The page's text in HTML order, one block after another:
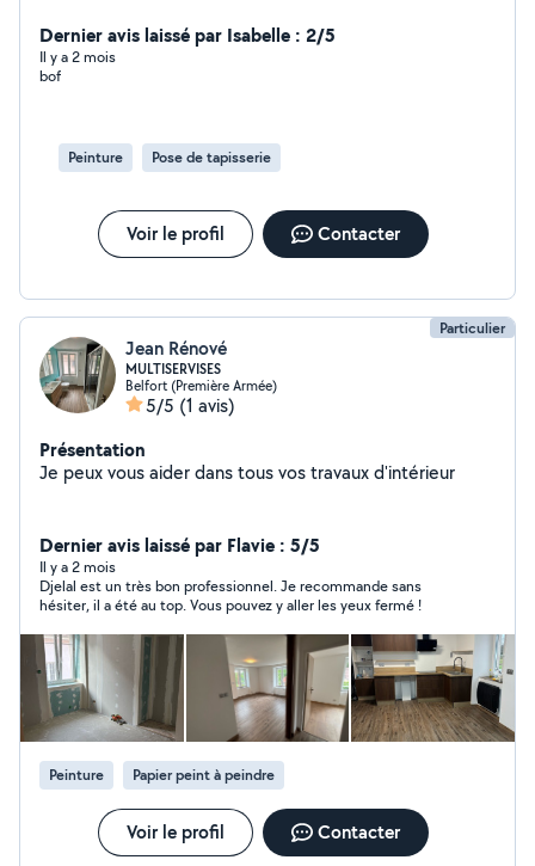
la pose de placo et la pose de bande
Dernier avis laissé par Isabelle : 2/5
Il y a 2 mois
bof
Peinture Pose de tapisserie
Voir le profil Contacter
Particulier
Jean Rénové
MULTISERVISES
Belfort (Première Armée)
5/5 (1 avis)
Présentation
Je peux vous aider dans tous vos travaux d'intérieur
Dernier avis laissé par Flavie : 5/5
Il y a 2 mois
Djelal est un très bon professionnel. Je recommande sans
hésiter, il a été au top. Vous pouvez y aller les yeux fermé !
Peinture Papier peint à peindre
Voir le profil Contacter